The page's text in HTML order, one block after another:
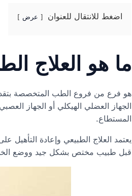
اضغط للانتقال للعنوان عرض
ما هو العلاج
هو فرع من فروع الطب المتخصصة
الجهاز العضلي الهيكلي أو الجهاز
المستطاع.
يعتمد العلاج الطبيعي وإعادة
قبل طبيب مختص بشكل جيد ووضع